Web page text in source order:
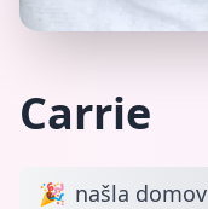
Carrie
🎉 našla domov